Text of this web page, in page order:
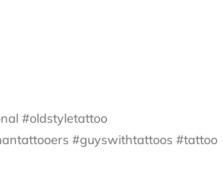
#oldstyletattoo
#guyswithtattoos #tattoo